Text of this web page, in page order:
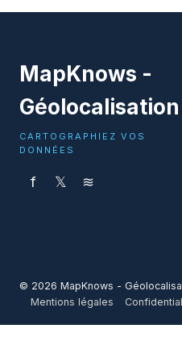
MapKnows -
Géolocalisation
CARTOGRAPHIEZ VOS
DONNÉES
f 𝕏 ≋
© 2026 MapKnows -
Mentions légales